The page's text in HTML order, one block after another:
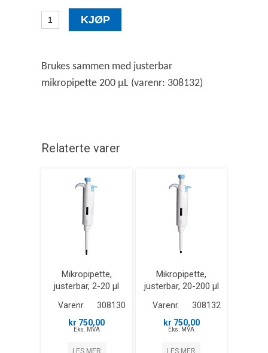
Brukes sammen med justerbar
mikropipette 200 µL (varenr: 308132)
Relaterte varer
Mikropipette,
justerbar, 2-20 µl
Varenr.
308130
kr 750,00
Eks. MVA
Mikropipette,
justerbar, 20-200 µl
Varenr.
308132
kr 750,00
Eks. MVA